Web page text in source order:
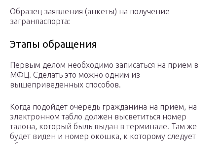
Образец заявления (анкеты) на получение
загранпаспорта:
Этапы обращения
Первым делом необходимо записаться на прием в
МФЦ. Сделать это можно одним из
вышеприведенных способов.
Когда подойдет очередь гражданина на прием, на
электронном табло должен высветиться номер
талона, который быль выдан в терминале. Там же
будет виден и номер окошка, к которому следует